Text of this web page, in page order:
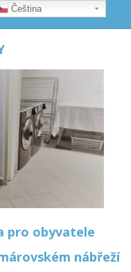
pro obyvatele
nábřeží
Čeština‎